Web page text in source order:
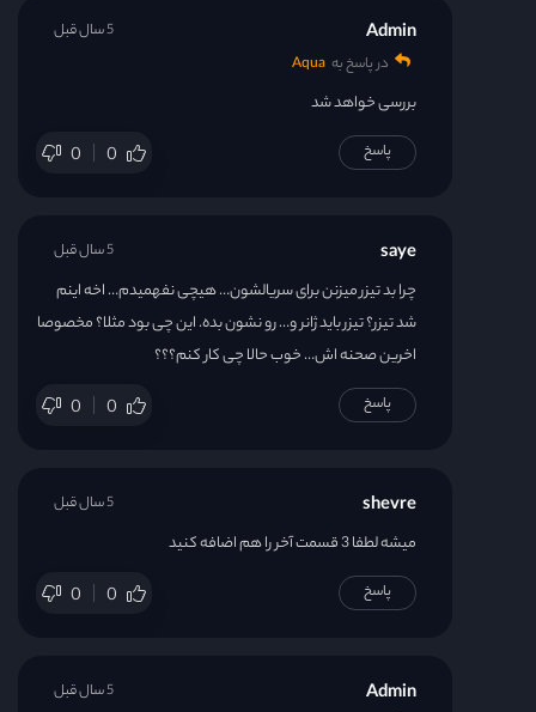
Admin
در پاسخ به Aqua
بررسی خواهد شد
0 0
5 سال قبل
پاسخ
saye
چرا بد تیزر میزنن برای سریالشون… هیچی نفهمیدم… اخه اینم
شد تیزر؟ تیزر باید ژانر و… رو نشون بده. این چی بود مثلا؟ مخصوصا
اخرین صحنه اش… خوب حالا چی کار کنم؟؟؟
0 0
5 سال قبل
پاسخ
shevre
میشه لطفا 3 قسمت آخر را هم اضافه کنید
0 0
5 سال قبل
پاسخ
Admin 5 سال قبل